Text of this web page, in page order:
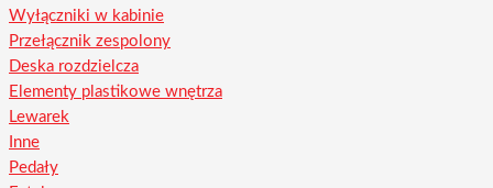
Wyłączniki w kabinie
Przełącznik zespolony
Deska rozdzielcza
Elementy plastikowe wnętrza
Lewarek
Inne
Pedały